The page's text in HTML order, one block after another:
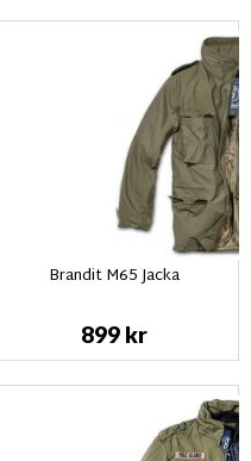
Brandit M65 Jacka
899 kr